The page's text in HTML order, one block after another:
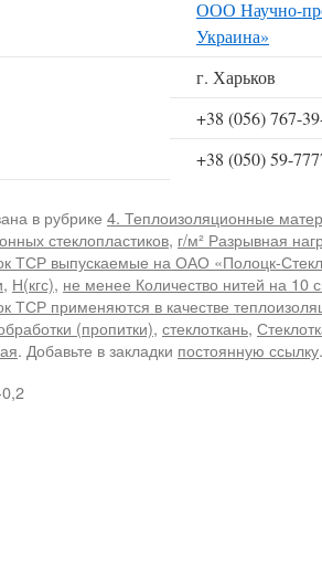
ООО Научно-
Украина»
г. Харьков
+38 (056) 767-
+38 (050) 59-
в рубрике 4. Теплоизоляционные
стеклопластиков, г/м² Разрывная
ТСР выпускаемые на ОАО «Полоцк-
, Н(кгс), не менее Количество нитей на 10
ТСР применяются в качестве
(пропитки), стеклоткань,
. Добавьте в закладки постоянную ссылку.